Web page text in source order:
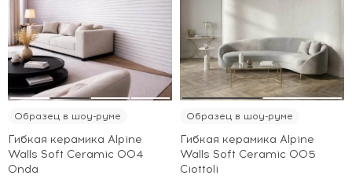
Образец в шоу-руме
Гибкая керамика Alpine
Walls Soft Ceramic 004
Onda
Образец в шоу-руме
Гибкая керамика Alpine
Walls Soft Ceramic 005
Ciottoli